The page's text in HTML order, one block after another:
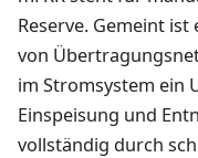
Reserve. Gemeint
von
im Stromsystem ein
Einspeisung und
vollständig durch